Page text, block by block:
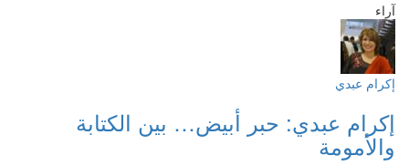
آراء
إكرام عبدي
إكرام عبدي: حبر أبيض… بين الكتابة
والأمومة